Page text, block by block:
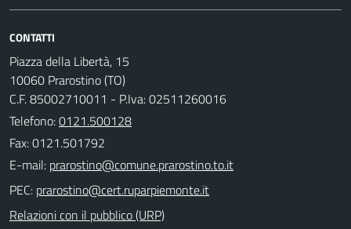
CONTATTI
Piazza della Libertà, 15
10060 Prarostino (TO)
C.F. 85002710011 - P.Iva: 02511260016
Telefono:0121.500128
Fax: 0121.501792
E-mail:
PEC:
Relazioni con il pubblico (URP)